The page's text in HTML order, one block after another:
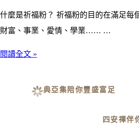
什麼是祈福粉？ 祈福粉的目的在滿足每
財富、事業、愛情、學業…… …
閱讀全文 »
典亞集陪你豐盛富足
四安禪伴